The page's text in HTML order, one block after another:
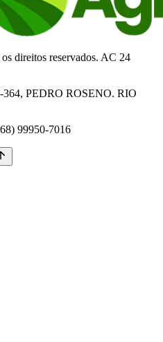
direitos reservados. AC 24
364, PEDRO ROSENO. RIO
99950-7016